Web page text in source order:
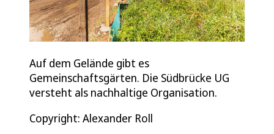
Auf dem Gelände gibt es
Gemeinschaftsgärten. Die Südbrücke UG
versteht als nachhaltige Organisation.
Copyright: Alexander Roll